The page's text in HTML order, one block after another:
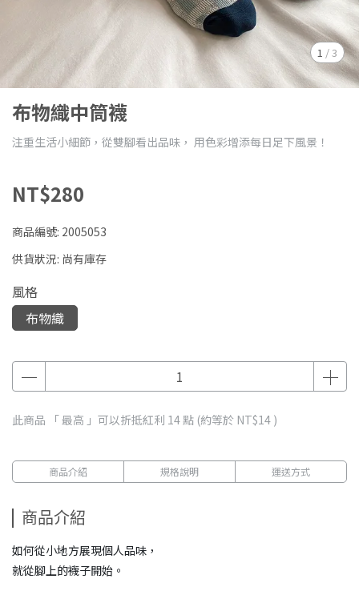
1 /3
布物織中筒襪
注重生活小細節，從雙腳看出品味， 用色彩增添每日足下風景！
NT$280
商品編號: 2005053
供貨狀況: 尚有庫存
風格
布物織
此商品 「 最高 」可以折抵紅利 14點 (約等於 NT$14 )
商品介紹 規格說明 運送方式
商品介紹
如何從小地方展現個人品味，
就從腳上的襪子開始。